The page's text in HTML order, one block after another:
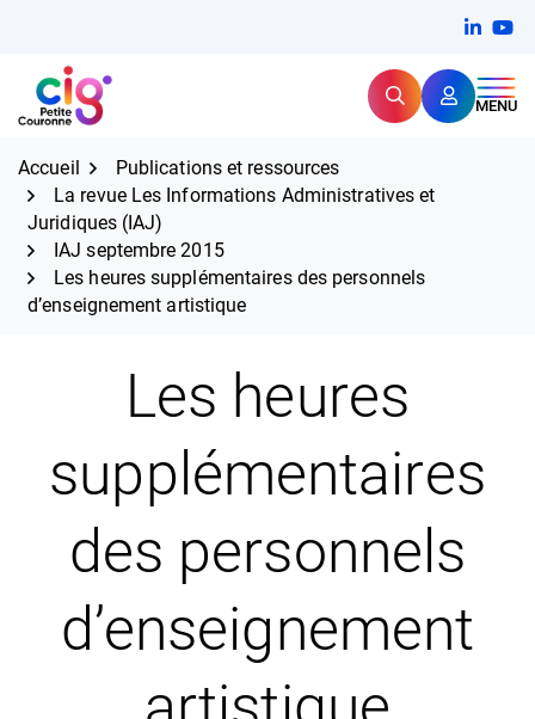
contenu
CIG Petite Couronne RechercherMENU
Expertise et proximité pour
Accueil
Publications et ressources
La revue Les Informations Administratives et
Juridiques (IAJ)
IAJ septembre 2015
Les heures supplémentaires des personnels
d’enseignement artistique
Les heures
supplémentaires
des personnels
d’enseignement